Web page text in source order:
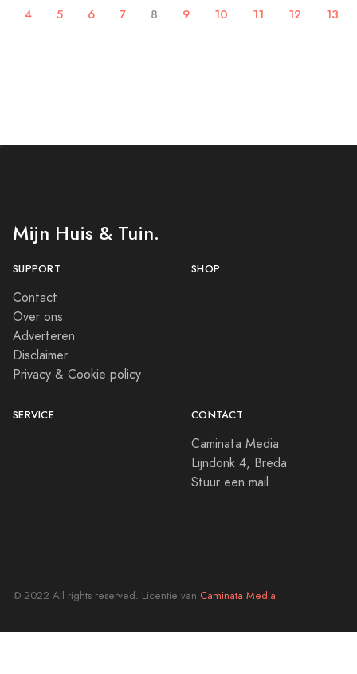
4 5 6 7 8 9 10 11 12 13
Mijn Huis & Tuin.
SUPPORT
Contact
Over ons
Adverteren
Disclaimer
Privacy & Cookie policy
SHOP
SERVICE CONTACT
Caminata Media
Lijndonk 4, Breda
Stuur een mail
© 2022 All rights reserved. Licentie van Caminata Media